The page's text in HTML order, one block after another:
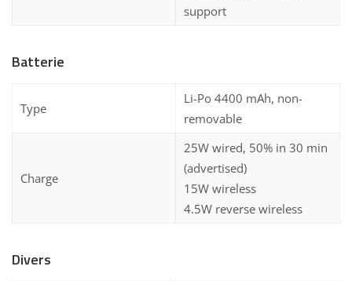
support
Batterie
Type
Li-Po 4400 mAh, non-
removable
Charge
25W wired, 50% in 30 min
(advertised)
15W wireless
4.5W reverse wireless
Divers